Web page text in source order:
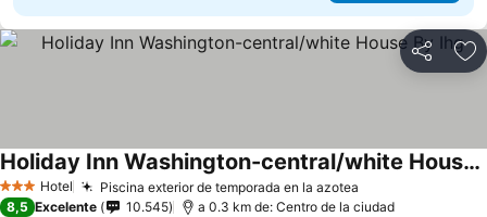
Compartir
3 Estrellas
Hotel Piscina exterior de temporada en la azotea
Holiday Inn Washington-central/white House By Ihg
Ver precios
8,5 Excelente 10.545 a 0.3 km de: Centro de la ciudad